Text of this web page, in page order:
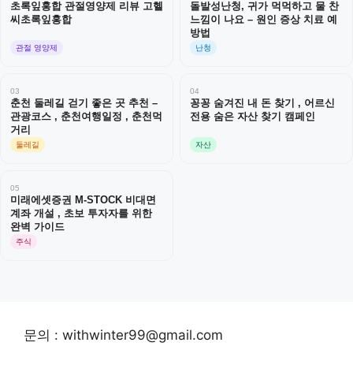
초록잎홍합 관절영양제 리뷰 고헬
씨초록잎홍합
관절 영양제
돌발성난청, 귀가 먹먹하고 물 찬
느낌이 나요 – 원인 증상 치료 예
방법
난청
03
춘천 둘레길 걷기 좋은 곳 추천 –
관광코스 , 춘천여행일정 , 춘천먹
거리
둘레길
04
꽁꽁 숨겨진 내 돈 찾기 , 어르신
전용 숨은 자산 찾기 캠페인
자산
05
미래에셋증권 M-STOCK 비대면
계좌 개설 , 초보 투자자를 위한
완벽 가이드
주식
문의 : withwinter99@gmail.com